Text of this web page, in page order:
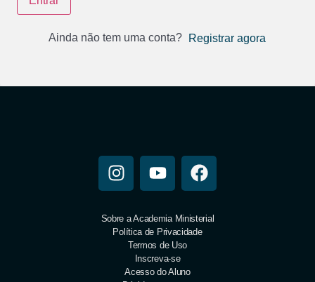
Ainda não tem uma conta? Registrar agora
Sobre a Academia Ministerial
Política de Privacidade
Termos de Uso
Inscreva-se
Acesso do Aluno